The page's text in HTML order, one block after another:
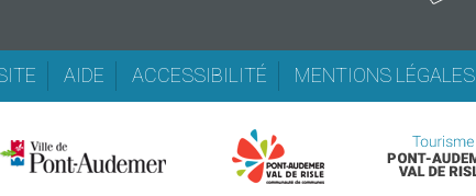
AIDE ACCESSIBILITÉ MENTIONS LÉGALES